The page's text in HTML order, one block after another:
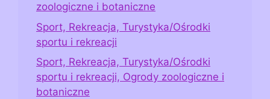
zoologiczne i botaniczne
Sport, Rekreacja, Turystyka/Ośrodki
sportu i rekreacji
Sport, Rekreacja, Turystyka/Ośrodki
sportu i rekreacji, Ogrody zoologiczne i
botaniczne